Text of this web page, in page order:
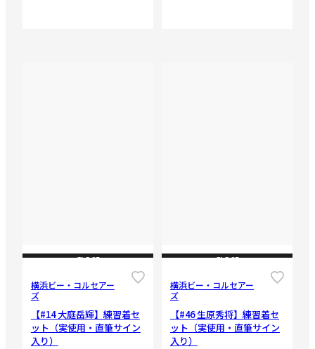
CLOSE
横浜ビー・コルセアー
ズ
【#14 大庭岳輝】練習着セ
ット（実使用・直筆サイン
入り）
CLOSE
横浜ビー・コルセアー
ズ
【#46 生原秀将】練習着セ
ット（実使用・直筆サイン
入り）